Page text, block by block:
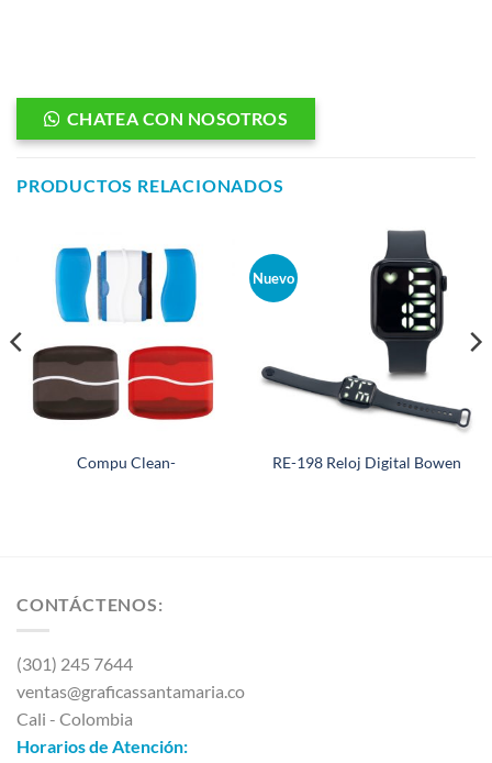
CHATEA CON NOSOTROS
PRODUCTOS RELACIONADOS
Compu Clean-
Nuevo
RE-198 Reloj Digital Bowen
CONTÁCTENOS:
(301) 245 7644
ventas@graficassantamaria.co
Cali - Colombia
Horarios de Atención: